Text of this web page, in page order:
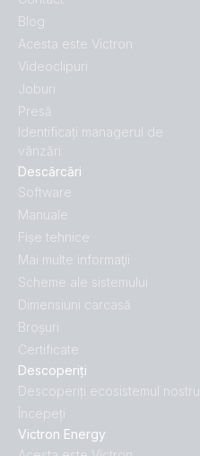
Descoperiți
Descoperiți ecosistemul nostru
Începeți
Victron Energy
Descărcări
Software
Manuale
Fișe tehnice
Mai multe informaţii
Scheme ale sistemului
Dimensiuni carcasă
Broșuri
Certificate
Blog
Acesta este Victron
Videoclipuri
Joburi
Presă
Identificați managerul de
vânzări